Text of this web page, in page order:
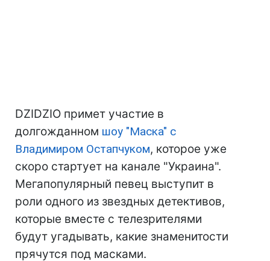
DZIDZIO примет участие в
долгожданном шоу "Маска" с
Владимиром Остапчуком, которое уже
скоро стартует на канале "Украина".
Мегапопулярный певец выступит в
роли одного из звездных детективов,
которые вместе с телезрителями
будут угадывать, какие знаменитости
прячутся под масками.